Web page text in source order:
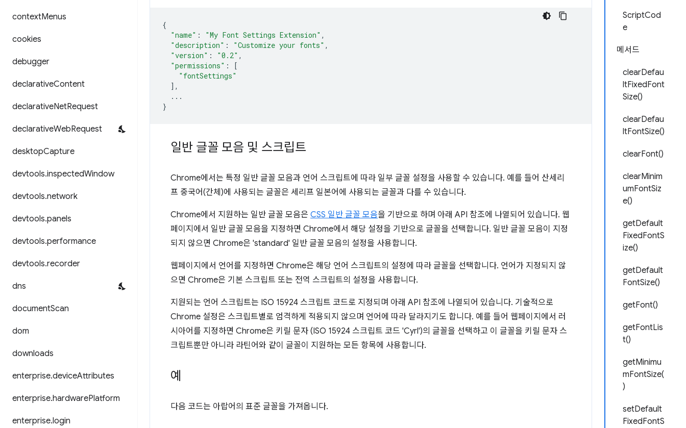
contextMenus
cookies
debugger
declarativeContent
declarativeNetRequest
declarativeWebRequest
desktopCapture
devtools.inspectedWindow
devtools.network
devtools.panels
devtools.performance
devtools.recorder
dns
documentScan
dom
downloads
enterprise.deviceAttributes
enterprise.hardwarePlatform
enterprise.login
ScriptCod
e
메서드
clearDefau
ltFixedFont
Size()
clearDefau
ltFontSize()
clearFont()
clearMinim
umFontSiz
e()
getDefault
FixedFontS
ize()
getDefault
FontSize()
getFont()
getFontLis
t()
getMinimu
mFontSize(
)
setDefault
FixedFontS
{
"name" : "My Font Settings Extension" ,
"description" : "Customize your fonts" ,
"version" : "0.2" ,
"permissions" :
[
"fontSettings"
],
...
}
일반 글꼴 모음 및 스크립트
Chrome에서는 특정 일반 글꼴 모음과 언어 스크립트에 따라 일부 글꼴 설정을 사용할 수 있습니다. 예를 들어 산세리
프 중국어(간체)에 사용되는 글꼴은 세리프 일본어에 사용되는 글꼴과 다를 수 있습니다.
Chrome에서 지원하는 일반 글꼴 모음은 CSS 일반 글꼴 모음을 기반으로 하며 아래 API 참조에 나열되어 있습니다. 웹
페이지에서 일반 글꼴 모음을 지정하면 Chrome에서 해당 설정을 기반으로 글꼴을 선택합니다. 일반 글꼴 모음이 지정
되지 않으면 Chrome은 'standard' 일반 글꼴 모음의 설정을 사용합니다.
웹페이지에서 언어를 지정하면 Chrome은 해당 언어 스크립트의 설정에 따라 글꼴을 선택합니다. 언어가 지정되지 않
으면 Chrome은 기본 스크립트 또는 전역 스크립트의 설정을 사용합니다.
지원되는 언어 스크립트는 ISO 15924 스크립트 코드로 지정되며 아래 API 참조에 나열되어 있습니다. 기술적으로
Chrome 설정은 스크립트별로 엄격하게 적용되지 않으며 언어에 따라 달라지기도 합니다. 예를 들어 웹페이지에서 러
시아어를 지정하면 Chrome은 키릴 문자 (ISO 15924 스크립트 코드 'Cyrl')의 글꼴을 선택하고 이 글꼴을 키릴 문자 스
크립트뿐만 아니라 라틴어와 같이 글꼴이 지원하는 모든 항목에 사용합니다.
예
다음 코드는 아랍어의 표준 글꼴을 가져옵니다.